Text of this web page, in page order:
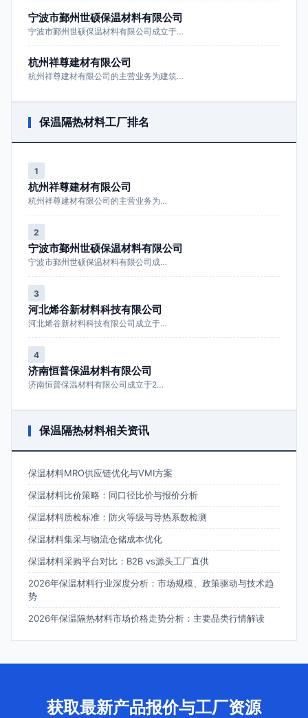
宁波市鄞州世硕保温材料有限公司
宁波市鄞州世硕保温材料有限公司成立于…
杭州祥尊建材有限公司
杭州祥尊建材有限公司的主营业务为建筑…
保温隔热材料工厂排名
1
杭州祥尊建材有限公司
杭州祥尊建材有限公司的主营业务为…
2
宁波市鄞州世硕保温材料有限公司
宁波市鄞州世硕保温材料有限公司成…
3
河北烯谷新材料科技有限公司
河北烯谷新材料科技有限公司成立于…
4
济南恒普保温材料有限公司
济南恒普保温材料有限公司成立于2…
保温隔热材料相关资讯
保温材料MRO供应链优化与VMI方案
保温材料比价策略：同口径比价与报价分析
保温材料质检标准：防火等级与导热系数检测
保温材料集采与物流仓储成本优化
保温材料采购平台对比：B2B vs源头工厂直供
2026年保温材料行业深度分析：市场规模、政策驱动与技术趋
势
2026年保温隔热材料市场价格走势分析：主要品类行情解读
获取最新产品报价与工厂资源